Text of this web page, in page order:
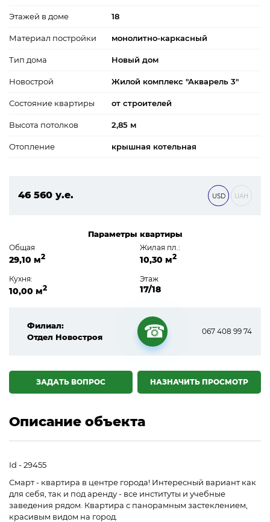
Этажей в доме 18
Материал постройки монолитно-каркасный
Тип дома Новый дом
Новострой Жилой комплекс "Акварель 3"
Состояние квартиры от строителей
Высота потолков 2,85 м
Отопление крышная котельная
46 560 у.е.
USD UAH
Параметры квартиры
Общая
29,10 м2
Жилая пл.:
10,30 м2
Кухня:
10,00 м2
Этаж
17/18
Филиал:
Отдел Новостроя
☎
067 408 99 74
НАЗНАЧИТЬ ПРОСМОТР
ЗАДАТЬ ВОПРОС
Описание объекта
Id - 29455
Смарт - квартира в центре города! Интересный вариант как
для себя, так и под аренду - все институты и учебные
заведения рядом. Квартира с панорамным застеклением,
красивым видом на город.